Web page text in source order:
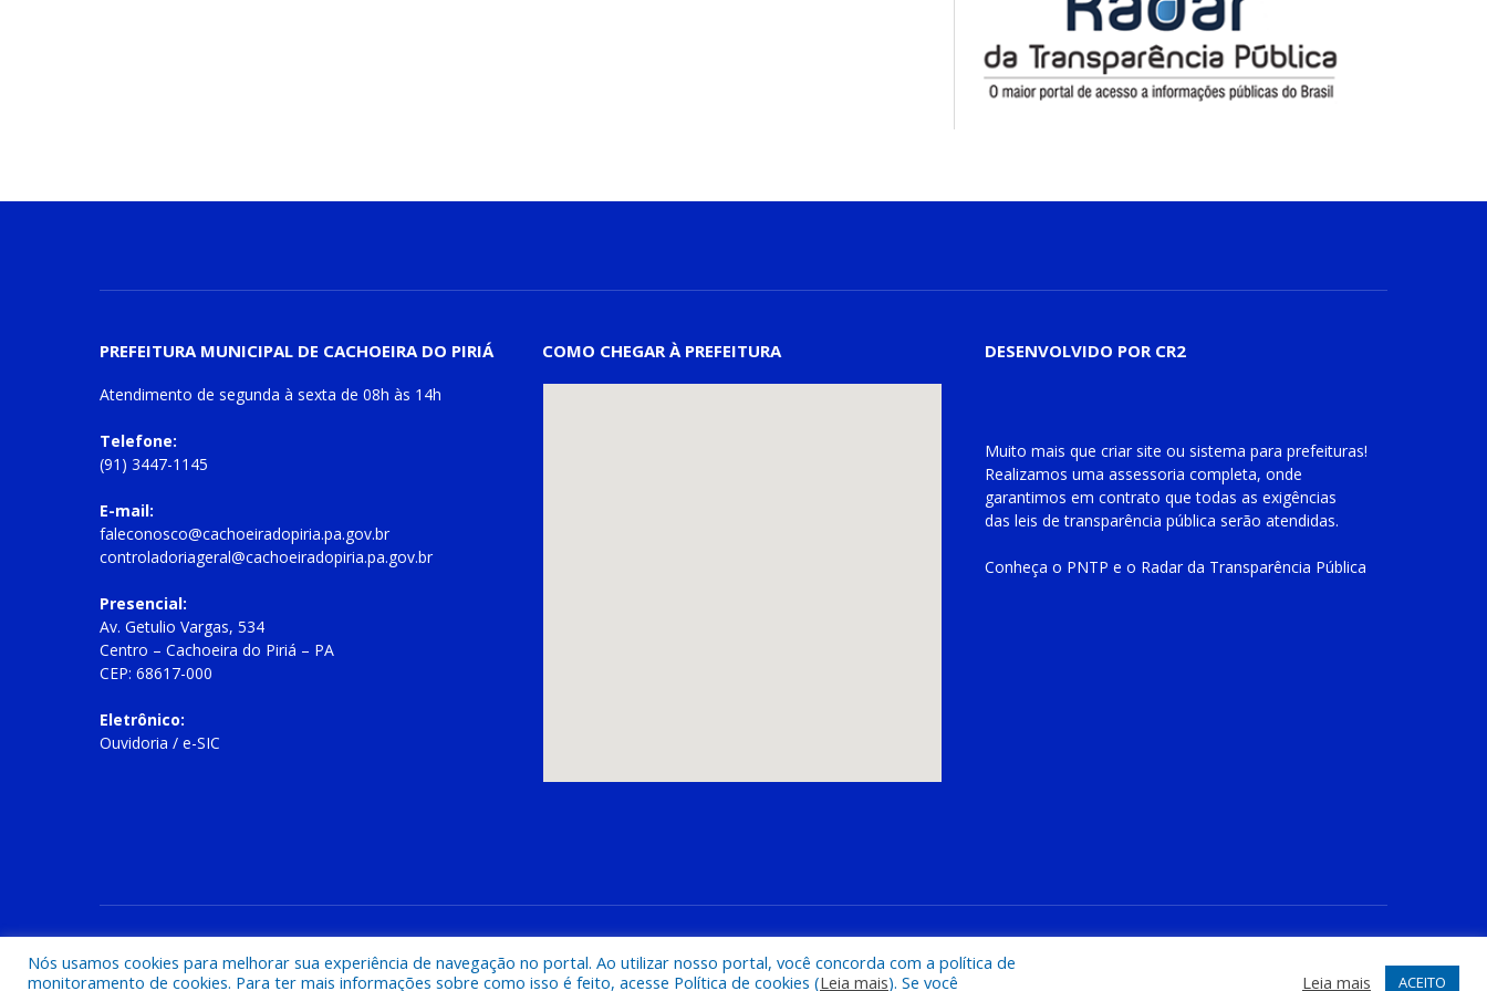
PREFEITURA MUNICIPAL DE CACHOEIRA DO PIRIÁ
Atendimento de segunda à sexta de 08h às 14h
Telefone:
(91) 3447-1145
E-mail:
faleconosco@cachoeiradopiria.pa.gov.br
controladoriageral@cachoeiradopiria.pa.gov.br
Presencial:
Av. Getulio Vargas, 534
Centro – Cachoeira do Piriá – PA
CEP: 68617-000
Eletrônico:
Ouvidoria / e-SIC
COMO CHEGAR À PREFEITURA DESENVOLVIDO POR CR2
Muito mais que criar site ou sistema para prefeituras!
Realizamos uma assessoria completa, onde
garantimos em contrato que todas as exigências
das leis de transparência pública serão atendidas.
Conheça o PNTP e o Radar da Transparência Pública
Nós usamos cookies para melhorar sua experiência de navegação no portal. Ao utilizar nosso portal, você concorda com a política de
monitoramento de cookies. Para ter mais informações sobre como isso é feito, acesse Política de cookies (Leia mais). Se você Leia mais ACEITO